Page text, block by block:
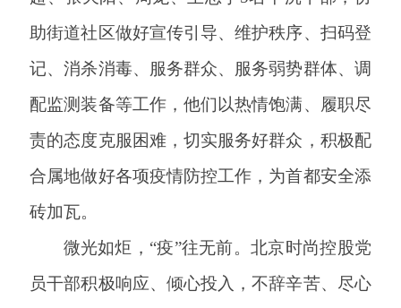
助街道社区做好宣传引导、维护秩序、扫码登
记、消杀消毒、服务群众、服务弱势群体、调
配监测装备等工作，他们以热情饱满、履职尽
责的态度克服困难，切实服务好群众，积极配
合属地做好各项疫情防控工作，为首都安全添
砖加瓦。
微光如炬， “疫”往无前。北京时尚控股党
员干部积极响应、倾心投入，不辞辛苦、尽心